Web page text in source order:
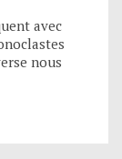
avec
nous